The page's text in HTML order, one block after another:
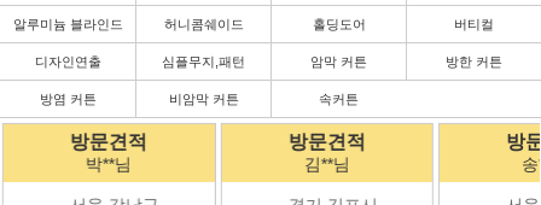
알루미늄 블라인드 허니콤쉐이드 홀딩도어 버티컬
디자인연출 심플무지,패턴 암막 커튼 방한 커튼
방염 커튼 비암막 커튼 속커튼
방문견적
박**님
방문견적
김**님
방